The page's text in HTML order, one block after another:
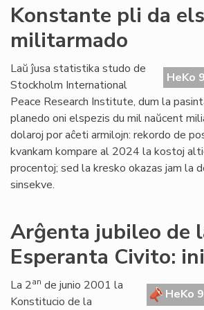
Konstante pli da
militarmado
HeKo
Laŭ ĵusa statistika studo de
Stockholm International
Peace Research Institute, dum la
planedo oni elspezis du mil naŭcent
dolaroj por aĉeti armilojn: rekordo de
kvankam kompare al 2024 la kostoj
procentoj; sed la kresko okazas jam la
sinsekve.
Arĝenta jubileo de
Esperanta Civito:
HeKo
La 2an de junio 2001 la
Konstitucio de la